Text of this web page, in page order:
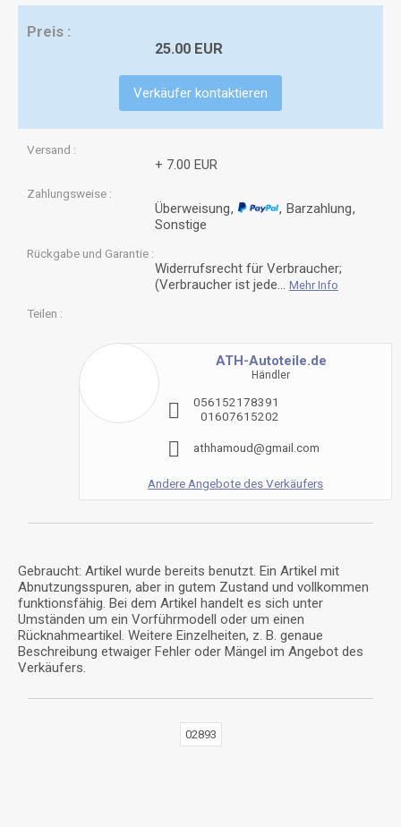
Preis
25.00 EUR
Verkäufer kontaktieren
Versand
+ 7.00 EUR
Zahlungsweise
Überweisung
Barzahlung
Sonstige
Rückgabe und Garantie
Widerrufsrecht für Verbraucher;
(Verbraucher ist jede... Mehr Info
Teilen
ATH-Autoteile.de
Händler
1
9
3
8
7
1
2
5
1
6
5
0
2
0
2
5
1
6
7
0
6
1
0
m
o
c
.
l
i
a
m
g
@
d
u
o
m
a
h
h
t
a
Andere Angebote des Verkäufers
Gebraucht: Artikel wurde bereits benutzt. Ein Artikel mit
Abnutzungsspuren, aber in gutem Zustand und vollkommen
funktionsfähig. Bei dem Artikel handelt es sich unter
Umständen um ein Vorführmodell oder um einen
Rücknahmeartikel. Weitere Einzelheiten, z. B. genaue
Beschreibung etwaiger Fehler oder Mängel im Angebot des
Verkäufers.
02893